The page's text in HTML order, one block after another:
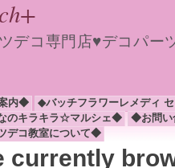
デコ専門店♥デコパ
内◆
◆バッチフラワーレメディ
のキラキラ☆マルシェ◆
◆お問
デコ教室について◆
currently